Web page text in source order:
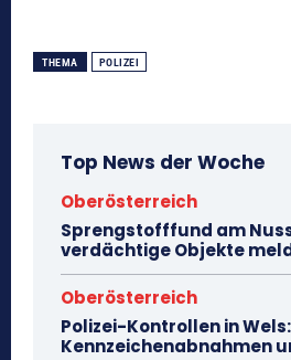
THEMA POLIZEI
Top News der Woche
Oberösterreich
Sprengstofffund am
verdächtige Objekte
Oberösterreich
Polizei-Kontrollen in Wels:
Kennzeichenabnahmen